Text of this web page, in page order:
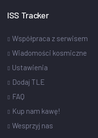
ISS Tracker
Współpraca z serwisem
Wiadomości kosmiczne
Ustawienia
Dodaj TLE
FAQ
Kup nam kawę!
Wesprzyj nas